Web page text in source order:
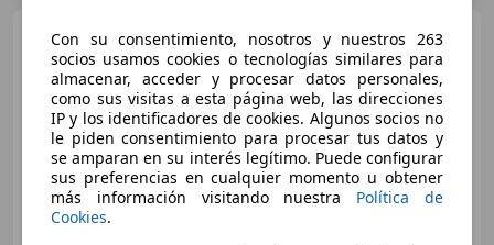
Ford S-Max 2.0 TDCi Panther
110kW Titanium AUT
€ 22.940
Preciojusto
06/2021
Con su consentimiento, nosotros y nuestros 263
socios usamos cookies o tecnologías similares para
almacenar, acceder y procesar datos personales,
como sus visitas a esta página web, las direcciones
IP y los identificadores de cookies. Algunos socios no
le piden consentimiento para procesar tus datos y
se amparan en su interés legítimo. Puede configurar
sus preferencias en cualquier momento u obtener
más información visitando nuestra Política de
Cookies.